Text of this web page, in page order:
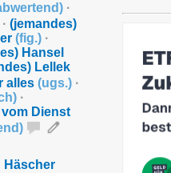
) ·
· (jemandes)
(fig.) ·
Hansel
Lellek
alles (ugs.) ·
) ·
Dienst
)
Häscher